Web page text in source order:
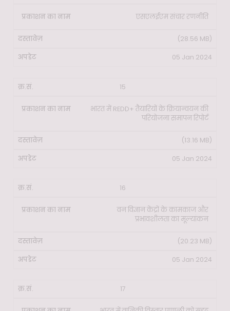
एसएलईएम संचार रणनीति
(28.56 MB)
05 Jan 2024
15
भारत में REDD+ तैयारियों के क्रियान्वयन की
परियोजना समापन रिपोर्ट
(13.16 MB)
05 Jan 2024
16
वन विज्ञान केंद्रों के कामकाज और
प्रभावशीलता का मूल्यांकन
(20.23 MB)
05 Jan 2024
17